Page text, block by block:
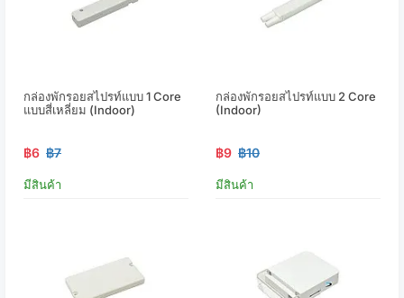
กล่องพักรอยสไปรท์แบบ 1 Core
แบบสี่เหลี่ยม (Indoor)
฿6 ฿7
มีสินค้า
กล่องพักรอยสไปรท์แบบ 2 Core
(Indoor)
฿9 ฿10
มีสินค้า